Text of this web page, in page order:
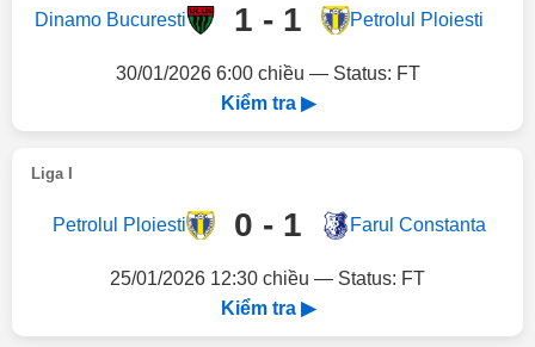
Dinamo Bucuresti 1 - 1 Petrolul Ploiesti
30/01/2026 6:00 chiều — Status: FT
Kiểm tra ▶
Liga I
Petrolul Ploiesti 0 - 1 Farul Constanta
25/01/2026 12:30 chiều — Status: FT
Kiểm tra ▶